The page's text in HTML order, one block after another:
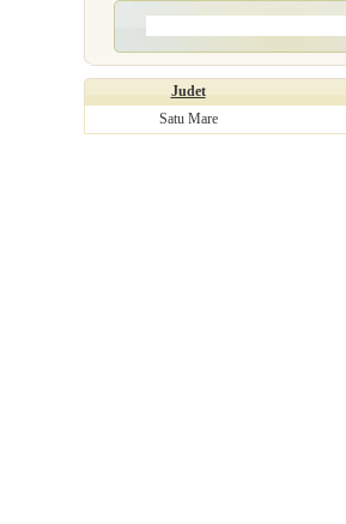
Judet
Satu Mare